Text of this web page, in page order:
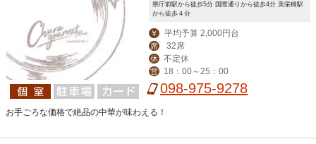
県庁前駅から徒歩5分 国際通りから徒歩4分 美栄橋駅
から徒歩４分
￥ 平均予算 2,000円台
席 32席
休 不定休
営 18：00～25：00
098-975-9278
お手ごろな価格で絶品の中華が味わえる！